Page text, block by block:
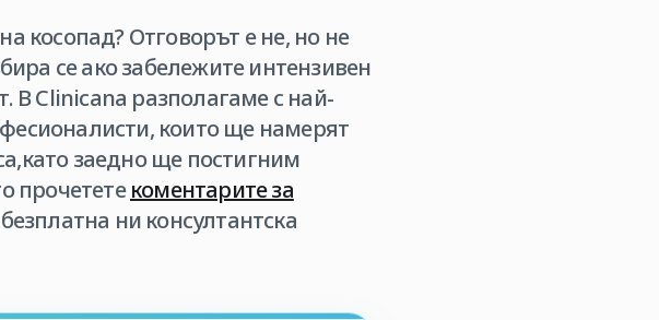
косопад? Отговорът е не, но не
се ако забележите интензивен
В Clinicana разполагаме с най-
които ще намерят
заедно ще постигним
прочететекоментарите за
ни консултантска